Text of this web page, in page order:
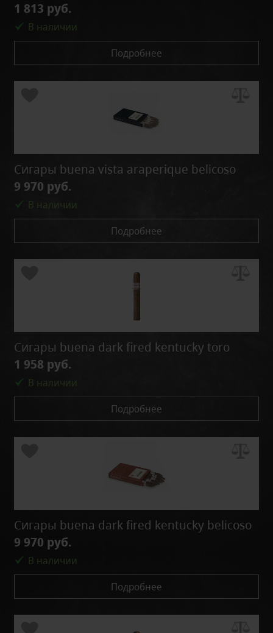
1 813 руб.
В наличии
Подробнее
Сигары buena vista araperique belicoso
9 970 руб.
В наличии
Подробнее
Сигары buena dark fired kentucky toro
1 958 руб.
В наличии
Подробнее
Сигары buena dark fired kentucky belicoso
9 970 руб.
В наличии
Подробнее